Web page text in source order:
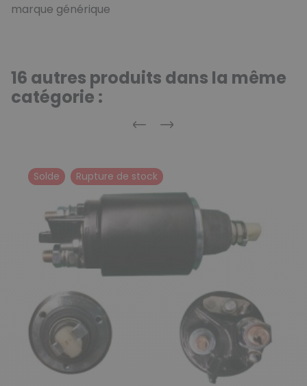
marque générique
16 autres produits dans la même
catégorie :
Précédent
Suivant
Solde Rupture de stock